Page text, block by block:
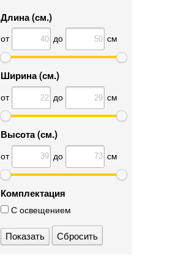
Длина (см.)
от до см
Ширина (см.)
от до см
Высота (см.)
от до см
Комплектация
С освещением
Сбросить